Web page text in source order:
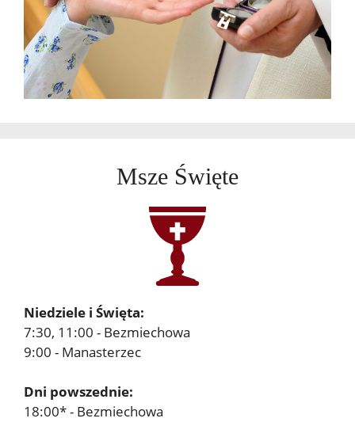
Msze Święte
Niedziele i Święta:
7:30, 11:00 - Bezmiechowa
9:00 - Manasterzec
Dni powszednie:
18:00* - Bezmiechowa